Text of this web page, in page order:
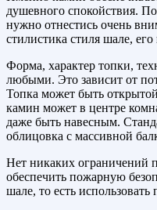
душевного спокойствия.
нужно отнестись очень
стилистика стиля шале,
Форма, характер топки,
любыми. Это зависит от
Топка может быть
камин может в центре
даже быть навесным.
облицовка с массивной
Нет никаких ограничений
обеспечить пожарную
шале, то есть